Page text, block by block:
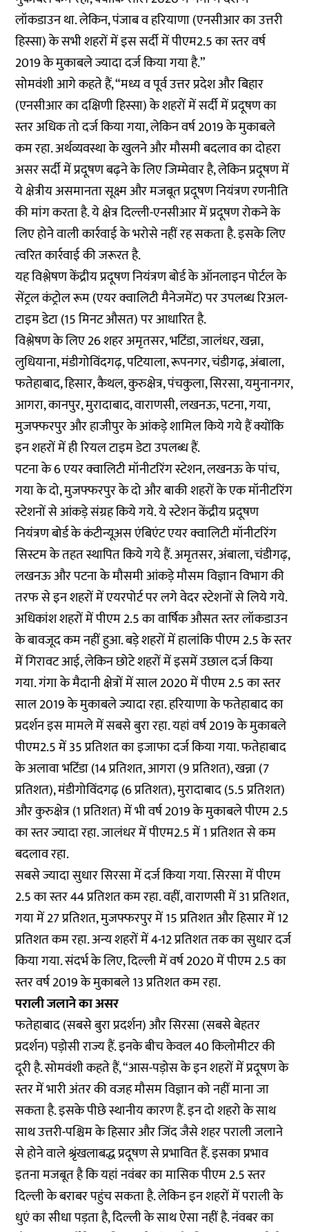
लॉकडाउन था. लेकिन, पंजाब व हरियाणा (एनसीआर का उत्तरी
हिस्सा) के सभी शहरों में इस सर्दी में पीएम2.5 का स्तर वर्ष
2019 के मुकाबले ज्यादा दर्ज किया गया है.”
सोमवंशी आगे कहते हैं, “मध्य व पूर्व उत्तर प्रदेश और बिहार
(एनसीआर का दक्षिणी हिस्सा) के शहरों में सर्दी में प्रदूषण का
स्तर अधिक तो दर्ज किया गया, लेकिन वर्ष 2019 के मुकाबले
कम रहा. अर्थव्यवस्था के खुलने और मौसमी बदलाव का दोहरा
असर सर्दी में प्रदूषण बढ़ने के लिए जिम्मेवार है, लेकिन प्रदूषण में
ये क्षेत्रीय असमानता सूक्ष्म और मजबूत प्रदूषण नियंत्रण रणनीति
की मांग करता है. ये क्षेत्र दिल्ली-एनसीआर में प्रदूषण रोकने के
लिए होने वाली कार्रवाई के भरोसे नहीं रह सकता है. इसके लिए
त्वरित कार्रवाई की जरूरत है.
यह विश्लेषण केंद्रीय प्रदूषण नियंत्रण बोर्ड के ऑनलाइन पोर्टल के
सेंट्रल कंट्रोल रूम (एयर क्वालिटी मैनेजमेंट) पर उपलब्ध रिअल-
टाइम डेटा (15 मिनट औसत) पर आधारित है.
विश्लेषण के लिए 26 शहर अमृतसर, भटिंडा, जालंधर, खन्ना,
लुधियाना, मंडीगोविंदगढ़, पटियाला, रूपनगर, चंडीगढ़, अंबाला,
फतेहाबाद, हिसार, कैथल, कुरुक्षेत्र, पंचकुला, सिरसा, यमुनानगर,
आगरा, कानपुर, मुरादाबाद, वाराणसी, लखनऊ, पटना, गया,
मुजफ्फरपुर और हाजीपुर के आंकड़े शामिल किये गये हैं क्योंकि
इन शहरों में ही रियल टाइम डेटा उपलब्ध हैं.
पटना के 6 एयर क्वालिटी मॉनीटरिंग स्टेशन, लखनऊ के पांच,
गया के दो, मुजफ्फरपुर के दो और बाकी शहरों के एक मॉनीटरिंग
स्टेशनों से आंकड़े संग्रह किये गये. ये स्टेशन केंद्रीय प्रदूषण
नियंत्रण बोर्ड के कंटीन्यूअस एंबिएंट एयर क्वालिटी मॉनीटरिंग
सिस्टम के तहत स्थापित किये गये हैं. अमृतसर, अंबाला, चंडीगढ़,
लखनऊ और पटना के मौसमी आंकड़े मौसम विज्ञान विभाग की
तरफ से इन शहरों में एयरपोर्ट पर लगे वेदर स्टेशनों से लिये गये.
अधिकांश शहरों में पीएम 2.5 का वार्षिक औसत स्तर लॉकडाउन
के बावजूद कम नहीं हुआ. बड़े शहरों में हालांकि पीएम 2.5 के स्तर
में गिरावट आई, लेकिन छोटे शहरों में इसमें उछाल दर्ज किया
गया. गंगा के मैदानी क्षेत्रों में साल 2020 में पीएम 2.5 का स्तर
साल 2019 के मुकाबले ज्यादा रहा. हरियाणा के फतेहाबाद का
प्रदर्शन इस मामले में सबसे बुरा रहा. यहां वर्ष 2019 के मुकाबले
पीएम2.5 में 35 प्रतिशत का इजाफा दर्ज किया गया. फतेहाबाद
के अलावा भटिंडा (14 प्रतिशत, आगरा (9 प्रतिशत), खन्ना (7
प्रतिशत), मंडीगोविंदगढ़ (6 प्रतिशत), मुरादाबाद (5.5 प्रतिशत)
और कुरुक्षेत्र (1 प्रतिशत) में भी वर्ष 2019 के मुकाबले पीएम 2.5
का स्तर ज्यादा रहा. जालंधर में पीएम2.5 में 1 प्रतिशत से कम
बदलाव रहा.
सबसे ज्यादा सुधार सिरसा में दर्ज किया गया. सिरसा में पीएम
2.5 का स्तर 44 प्रतिशत कम रहा. वहीं, वाराणसी में 31 प्रतिशत,
गया में 27 प्रतिशत, मुजफ्फरपुर में 15 प्रतिशत और हिसार में 12
प्रतिशत कम रहा. अन्य शहरों में 4-12 प्रतिशत तक का सुधार दर्ज
किया गया. संदर्भ के लिए, दिल्ली में वर्ष 2020 में पीएम 2.5 का
स्तर वर्ष 2019 के मुकाबले 13 प्रतिशत कम रहा.
पराली जलाने का असर
फतेहाबाद (सबसे बुरा प्रदर्शन) और सिरसा (सबसे बेहतर
प्रदर्शन) पड़ोसी राज्य हैं. इनके बीच केवल 40 किलोमीटर की
दूरी है. सोमवंशी कहते हैं, “आस-पड़ोस के इन शहरों में प्रदूषण के
स्तर में भारी अंतर की वजह मौसम विज्ञान को नहीं माना जा
सकता है. इसके पीछे स्थानीय कारण हैं. इन दो शहरो के साथ
साथ उत्तरी-पश्चिम के हिसार और जिंद जैसे शहर पराली जलाने
से होने वाले श्रृंखलाबद्ध प्रदूषण से प्रभावित हैं. इसका प्रभाव
इतना मजबूत है कि यहां नवंबर का मासिक पीएम 2.5 स्तर
दिल्ली के बराबर पहुंच सकता है. लेकिन इन शहरों में पराली के
धुएं का सीधा पड़ता है, दिल्ली के साथ ऐसा नहीं है. नंवबर का